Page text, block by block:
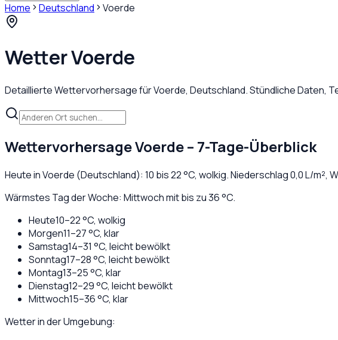
Home Deutschland Voerde
WetterVoerde
Detaillierte Wettervorhersage fürVoerde, Deutschland. Stündliche Daten,
WettervorhersageVoerde– 7-Tage-Überblick
Heute inVoerde (Deutschland): 10 bis22°C, wolkig. Niederschlag0,0L/m²,
Wärmstes Tag der Woche: Mittwoch mit bis zu 36 °C.
Heute10–22°C, wolkig
Morgen11–27°C, klar
Samstag14–31 °C, leicht bewölkt
Sonntag17–28°C, leicht bewölkt
Montag13–25°C, klar
Dienstag12–29°C, leicht bewölkt
Mittwoch15–36°C, klar
Wetter in der Umgebung: